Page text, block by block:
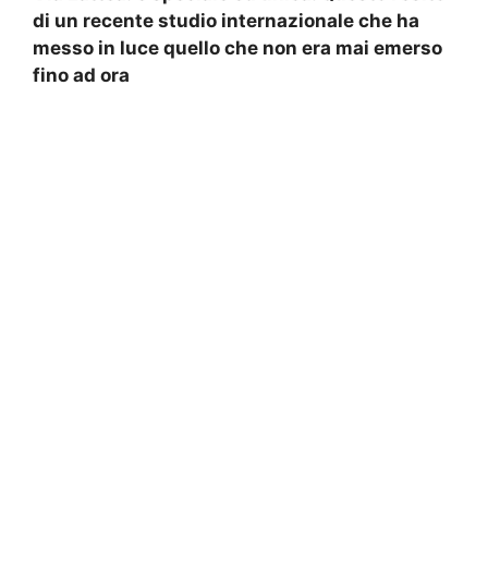
di un recente studio internazionale che ha
messo in luce quello che non era mai emerso
fino ad ora